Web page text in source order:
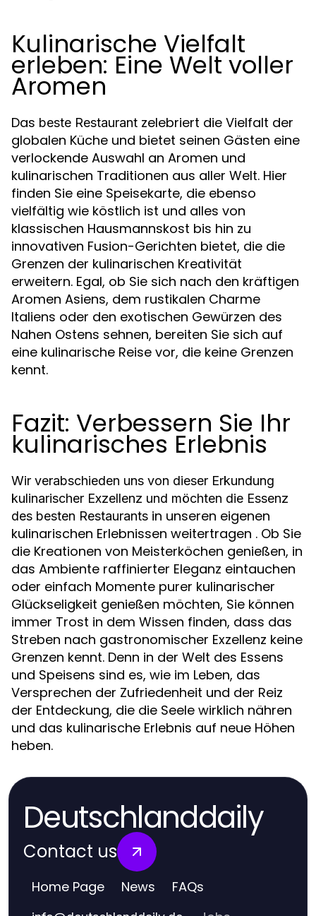
Kulinarische Vielfalt
erleben: Eine Welt voller
Aromen
Das beste Restaurant zelebriert die Vielfalt der
globalen Küche und bietet seinen Gästen eine
verlockende Auswahl an Aromen und
kulinarischen Traditionen aus aller Welt. Hier
finden Sie eine Speisekarte, die ebenso
vielfältig wie köstlich ist und alles von
klassischen Hausmannskost bis hin zu
innovativen Fusion-Gerichten bietet, die die
Grenzen der kulinarischen Kreativität
erweitern. Egal, ob Sie sich nach den kräftigen
Aromen Asiens, dem rustikalen Charme
Italiens oder den exotischen Gewürzen des
Nahen Ostens sehnen, bereiten Sie sich auf
eine kulinarische Reise vor, die keine Grenzen
kennt.
Fazit: Verbessern Sie Ihr
kulinarisches Erlebnis
Wir verabschieden uns von dieser Erkundung
kulinarischer Exzellenz und möchten die Essenz
des besten Restaurants in unseren eigenen
kulinarischen Erlebnissen weitertragen . Ob Sie
die Kreationen von Meisterköchen genießen, in
das Ambiente raffinierter Eleganz eintauchen
oder einfach Momente purer kulinarischer
Glückseligkeit genießen möchten, Sie können
immer Trost in dem Wissen finden, dass das
Streben nach gastronomischer Exzellenz keine
Grenzen kennt. Denn in der Welt des Essens
und Speisens sind es, wie im Leben, das
Versprechen der Zufriedenheit und der Reiz
der Entdeckung, die die Seele wirklich nähren
und das kulinarische Erlebnis auf neue Höhen
heben.
Deutschlanddaily
Contact us
Home Page News FAQs